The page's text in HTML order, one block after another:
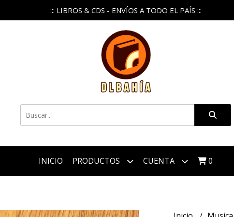
::: LIBROS & CDS - ENVÍOS A TODO EL PAÍS :::
INICIO PRODUCTOS CUENTA 0